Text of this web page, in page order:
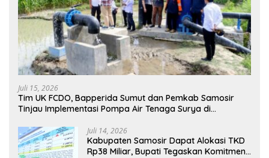
Juli 15, 2026
Tim UK FCDO, Bapperida Sumut dan Pemkab Samosir
Tinjau Implementasi Pompa Air Tenaga Surya di
Juli 14, 2026
Kabupaten Samosir Dapat Alokasi TKD
Rp38 Miliar, Bupati Tegaskan Komitmen